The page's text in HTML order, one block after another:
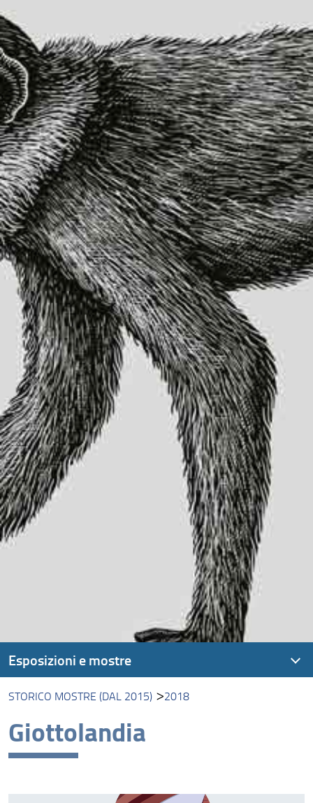
STORICO MOSTRE (DAL 2015) 2018
Giottolandia
Esposizioni e mostre
Storico mostre (dal 2015)
Nelle Foreste di Borneo
Natura Collecta, Natura Exhibita